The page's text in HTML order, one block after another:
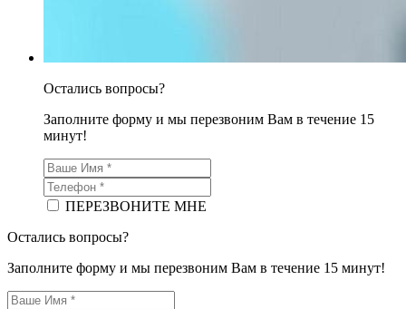
Остались вопросы?
Заполните форму и мы перезвоним Вам в течение 15
минут!
ПЕРЕЗВОНИТЕ МНЕ
Остались вопросы?
Заполните форму и мы перезвоним Вам в течение 15 минут!